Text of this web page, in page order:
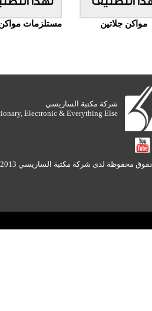
مواكن جلاتين مستلزمات مواكن
شركة مكتبة الساريسي
Electronic & Everything Else
محفوظة لدى شركة مكتبة الساريسي 2013